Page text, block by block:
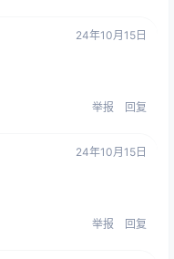
24年10月15日
举报 回复
24年10月15日
举报 回复